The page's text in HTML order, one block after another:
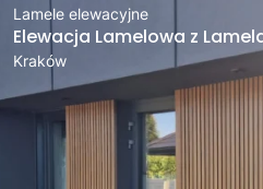
Lamele elewacyjne
Elewacja Lamelowa z
Kraków